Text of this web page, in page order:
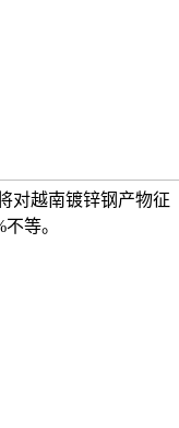
对越南镀锌钢产物征
等。